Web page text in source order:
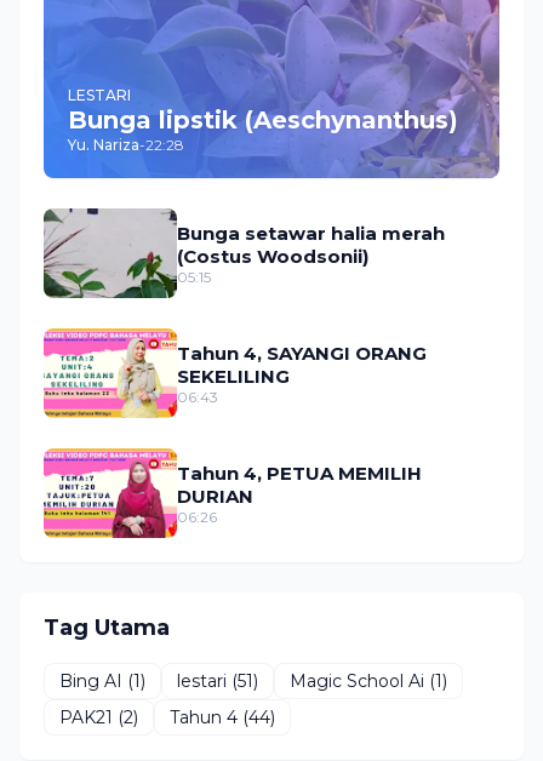
LESTARI
Bunga lipstik (Aeschynanthus)
Yu. Nariza-22:28
Bunga setawar halia merah
(Costus Woodsonii)
05:15
Tahun 4, SAYANGI ORANG
SEKELILING
06:43
Tahun 4, PETUA MEMILIH
DURIAN
06:26
Tag Utama
Bing AI (1) lestari (51) Magic School Ai (1)
PAK21 (2) Tahun 4 (44)